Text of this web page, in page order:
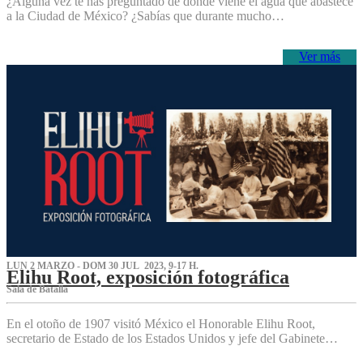
a la Ciudad de México? ¿Sabías que durante mucho…
Ver más
LUN 2 MARZO - DOM 30 JUL 2023, 9-17 H.
Elihu Root, exposición fotográfica
Sala de Batalla
En el otoño de 1907 visitó México el Honorable Elihu Root,
secretario de Estado de los Estados Unidos y jefe del Gabinete…